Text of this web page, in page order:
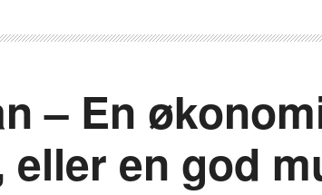
– En
en god